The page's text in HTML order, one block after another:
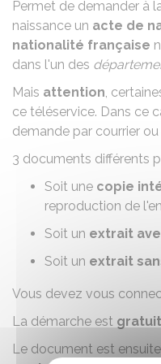
Permet de demander à
naissance un acte de
nationalité française
dans l'un des
Mais attention,
ce téléservice. Dans ce
demande par courrier
3 documents différents
Soit une copie
reproduction de
Soit un extrait
Soit un extrait
Vous devez vous
La démarche est
Le document est